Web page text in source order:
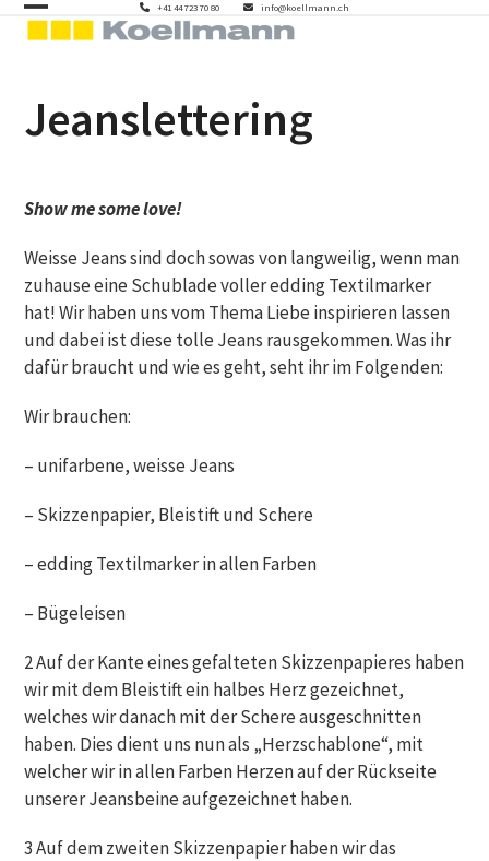
Skip
+41 44 723 70 80 info@koellmann.ch
Open
menu
Close
menu
Jeanslettering
Show me some love!
Weisse Jeans sind doch sowas von langweilig, wenn man
zuhause eine Schublade voller edding Textilmarker
hat! Wir haben uns vom Thema Liebe inspirieren lassen
und dabei ist diese tolle Jeans rausgekommen. Was ihr
dafür braucht und wie es geht, seht ihr im Folgenden:
Wir brauchen:
– unifarbene, weisse Jeans
– Skizzenpapier, Bleistift und Schere
– edding Textilmarker in allen Farben
– Bügeleisen
2 Auf der Kante eines gefalteten Skizzenpapieres haben
wir mit dem Bleistift ein halbes Herz gezeichnet,
welches wir danach mit der Schere ausgeschnitten
haben. Dies dient uns nun als „Herzschablone“, mit
welcher wir in allen Farben Herzen auf der Rückseite
unserer Jeansbeine aufgezeichnet haben.
3 Auf dem zweiten Skizzenpapier haben wir das